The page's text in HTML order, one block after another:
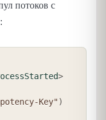
потоков с
>
Key")